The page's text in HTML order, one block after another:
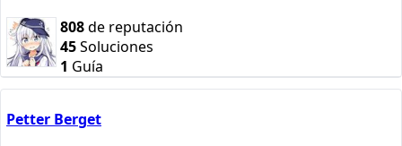
808de reputación
45Soluciones
1 Guía
Petter Berget